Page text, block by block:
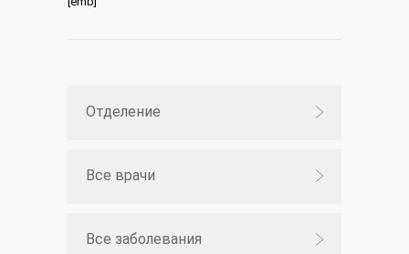
Отделение
Все врачи
Все заболевания